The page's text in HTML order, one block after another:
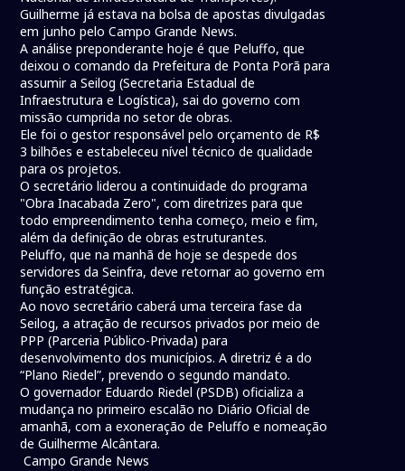
Guilherme já estava na bolsa de apostas divulgadas
em junho pelo Campo Grande News.
A análise preponderante hoje é que Peluffo, que
deixou o comando da Prefeitura de Ponta Porã para
assumir a Seilog (Secretaria Estadual de
Infraestrutura e Logística), sai do governo com
missão cumprida no setor de obras.
Ele foi o gestor responsável pelo orçamento de R$
3 bilhões e estabeleceu nível técnico de qualidade
para os projetos.
O secretário liderou a continuidade do programa
"Obra Inacabada Zero", com diretrizes para que
todo empreendimento tenha começo, meio e fim,
além da definição de obras estruturantes.
Peluffo, que na manhã de hoje se despede dos
servidores da Seinfra, deve retornar ao governo em
função estratégica.
Ao novo secretário caberá uma terceira fase da
Seilog, a atração de recursos privados por meio de
PPP (Parceria Público-Privada) para
desenvolvimento dos municípios. A diretriz é a do
“Plano Riedel”, prevendo o segundo mandato.
O governador Eduardo Riedel (PSDB) oficializa a
mudança no primeiro escalão no Diário Oficial de
amanhã, com a exoneração de Peluffo e nomeação
de Guilherme Alcântara.
Campo Grande News